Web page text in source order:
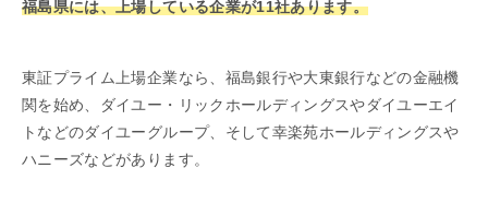
福島県には、上場している企業が11社あります。
東証プライム上場企業なら、福島銀行や大東銀行などの金融機
関を始め、ダイユー・リックホールディングスやダイユーエイ
トなどのダイユーグループ、そして幸楽苑ホールディングスや
ハニーズなどがあります。